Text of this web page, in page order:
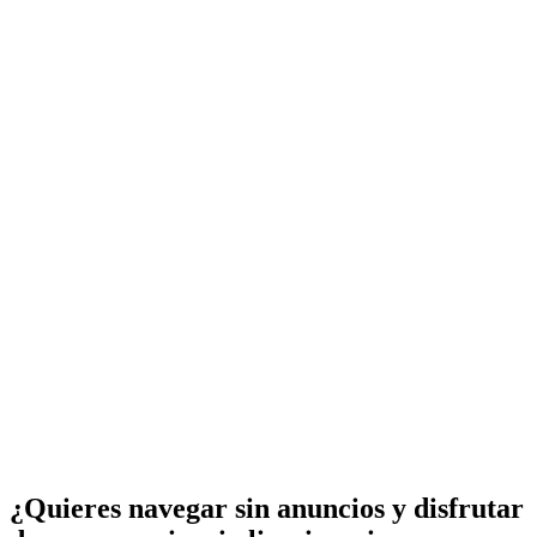
¿Quieres navegar sin anuncios y disfrutar